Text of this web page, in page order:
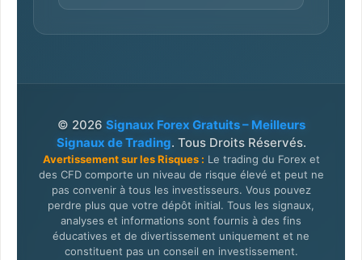
© 2026 Signaux Forex Gratuits – Meilleurs
Signaux de Trading. Tous Droits Réservés.
Avertissement sur les Risques : Le trading du Forex et
des CFD comporte un niveau de risque élevé et peut ne
pas convenir à tous les investisseurs. Vous pouvez
perdre plus que votre dépôt initial. Tous les signaux,
analyses et informations sont fournis à des fins
éducatives et de divertissement uniquement et ne
constituent pas un conseil en investissement.